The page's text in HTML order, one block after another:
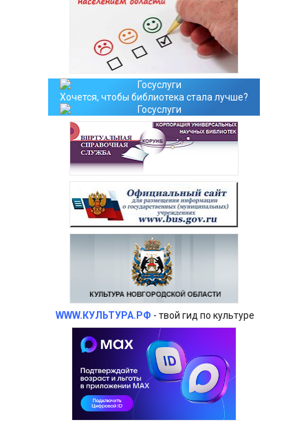
Хочется, чтобы библиотека стала лучше?
WWW.КУЛЬТУРА.РФ - твой гид по культуре